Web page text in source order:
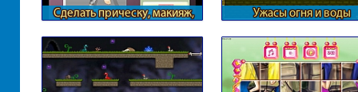
Сделать прическу, макияж,
Ужасы огня и воды